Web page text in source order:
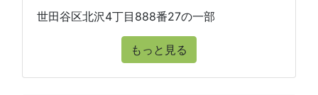
世田谷区北沢4丁目888番27の一部
もっと見る